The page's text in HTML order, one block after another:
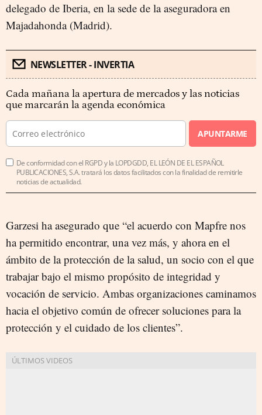
delegado de Iberia, en la sede de la aseguradora en
Majadahonda (Madrid).
NEWSLETTER - INVERTIA
Cada mañana la apertura de mercados y las noticias
que marcarán la agenda económica
APUNTARME
De conformidad con el RGPD y la LOPDGDD, EL LEÓN DE EL ESPAÑOL
PUBLICACIONES, S.A. tratará los datos facilitados con la finalidad de remitirle
noticias de actualidad.
Garzesi ha asegurado que “el acuerdo con Mapfre nos
ha permitido encontrar, una vez más, y ahora en el
ámbito de la protección de la salud, un socio con el que
trabajar bajo el mismo propósito de integridad y
vocación de servicio. Ambas organizaciones caminamos
hacia el objetivo común de ofrecer soluciones para la
protección y el cuidado de los clientes”.